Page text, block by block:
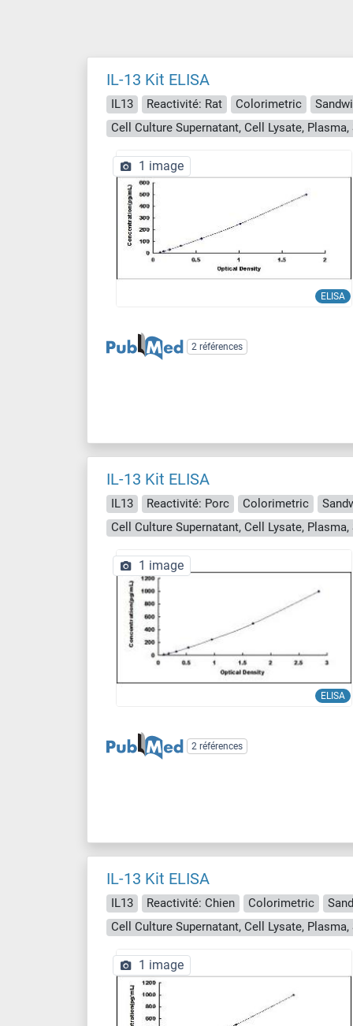
IL-13 Kit ELISA
IL13 Reactivité: Rat Colorimetric
ELISA
1 image
2 références
IL-13 Kit ELISA
IL13 Reactivité: Porc Colorimetric
ELISA
1 image
2 références
IL-13 Kit ELISA
IL13 Reactivité: Chien Colorimetric
1 image